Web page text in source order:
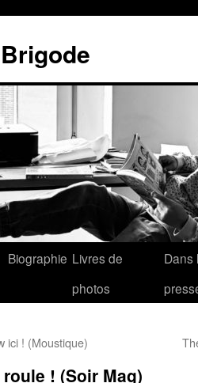
Biographie Livres de
photos
Dans
ici ! (Moustique)
! (Soir Mag)